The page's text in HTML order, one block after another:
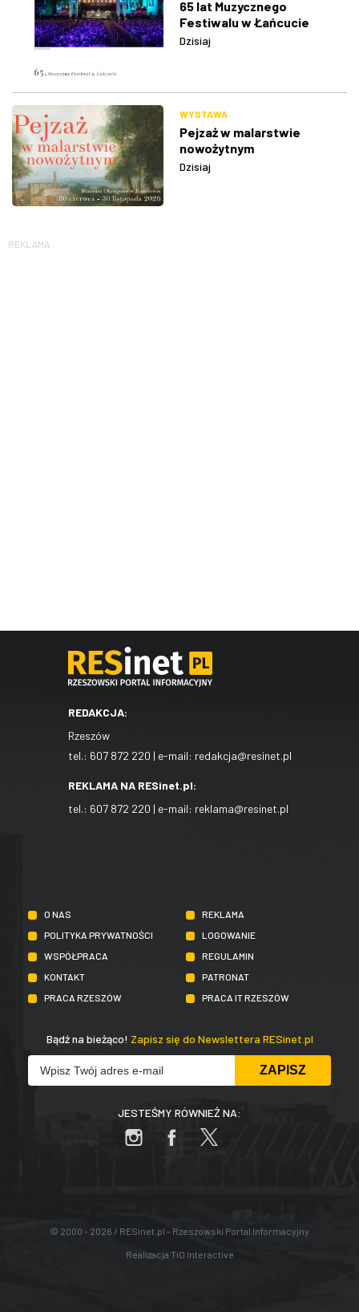
65 lat Muzycznego
Festiwalu w Łańcucie
Dzisiaj
WYSTAWA
Pejzaż w malarstwie
nowożytnym
Dzisiaj
REKLAMA
REDAKCJA:
Rzeszów
tel.: 607 872 220 | e-mail: redakcja@resinet.pl
REKLAMA NA RESinet.pl:
tel.: 607 872 220 | e-mail: reklama@resinet.pl
O NAS
REKLAMA
POLITYKA PRYWATNOŚCI
LOGOWANIE
WSPÓŁPRACA
REGULAMIN
KONTAKT
PATRONAT
PRACA RZESZÓW
PRACA IT RZESZÓW
Bądź na bieżąco! Zapisz się do Newslettera RESinet.pl
JESTEŚMY RÓWNIEŻ NA:
© 2000 - 2026 / RESinet.pl - Rzeszowski Portal Informacyjny
Realizacja TiO Interactive